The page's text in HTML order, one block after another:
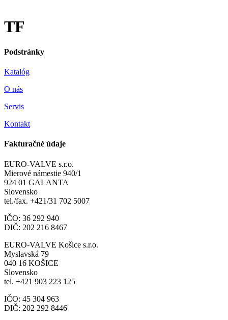
TF
Podstránky
Katalóg
O nás
Servis
Kontakt
Fakturačné údaje
EURO-VALVE s.r.o.
Mierové námestie 940/1
924 01 GALANTA
Slovensko
tel./fax. +421/31 702 5007
IČO: 36 292 940
DIČ: 202 216 8467
EURO-VALVE Košice s.r.o.
Myslavská 79
040 16 KOŠICE
Slovensko
tel. +421 903 223 125
IČO: 45 304 963
DIČ: 202 292 8446